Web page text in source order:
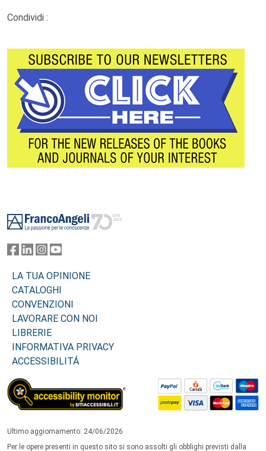
Condividi :
LA TUA OPINIONE
CATALOGHI
CONVENZIONI
LAVORARE CON NOI
LIBRERIE
INFORMATIVA PRIVACY
ACCESSIBILITÁ
Ultimo aggiornamento: 24/06/2026
Per le opere presenti in questo sito si sono assolti gli obblighi previsti dalla